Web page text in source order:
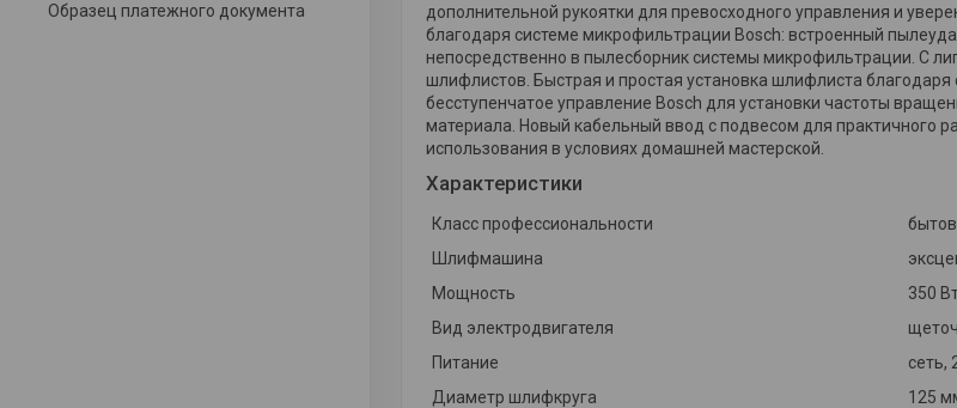
Образец платежного документа
дополнительной рукоятки для превосходного управления и
благодаря системе микрофильтрации Bosch: встроенный
непосредственно в пылесборник системы микрофильтрации. С
шлифлистов. Быстрая и простая установка шлифлиста
бесступенчатое управление Bosch для установки частоты
материала. Новый кабельный ввод с подвесом для практичного
использования в условиях домашней мастерской.
Характеристики
Класс профессиональности
Шлифмашина
Мощность
350
Вид электродвигателя
Питание
сеть,
Диаметр шлифкруга
125